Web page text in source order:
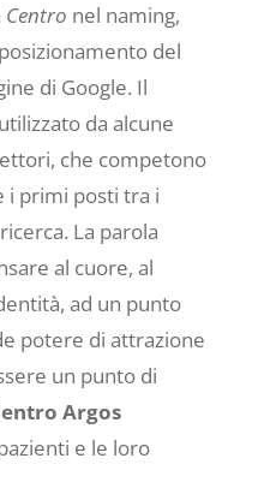
Centro nel naming,
del
di Google. Il
da alcune
che competono
i primi posti tra i
La parola
al cuore, al
ad un punto
potere di attrazione
un punto di
Argos
e le loro